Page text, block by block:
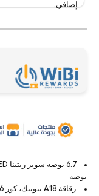
إضافي.
بوصة